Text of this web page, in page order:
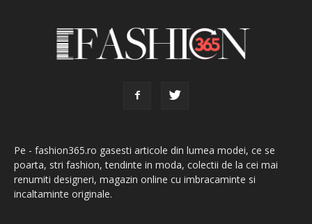
Pe - fashion365.ro gasesti articole din lumea modei, ce se
poarta, stri fashion, tendinte in moda, colectii de la cei mai
renumiti designeri, magazin online cu imbracaminte si
incaltaminte originale.